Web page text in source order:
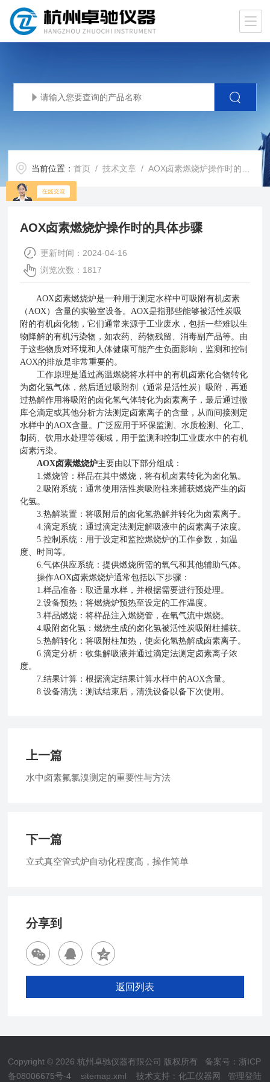
当前位置：首页 /技术文章 / AOX卤素燃烧炉操作时的具体步骤
AOX卤素燃烧炉操作时的具体步骤
更新时间：2024-04-16
浏览次数：1817
AOX卤素燃烧炉是一种用于测定水样中可吸附有机卤素
（AOX）含量的实验室设备。AOX是指那些能够被活性炭吸
附的有机卤化物，它们通常来源于工业废水，包括一些难以生
物降解的有机污染物，如农药、药物残留、消毒副产品等。由
于这些物质对环境和人体健康可能产生负面影响，监测和控制
AOX的排放是非常重要的。
工作原理是通过高温燃烧将水样中的有机卤素化合物转化
为卤化氢气体，然后通过吸附剂（通常是活性炭）吸附，再通
过热解作用将吸附的卤化氢气体转化为卤素离子，最后通过微
库仑滴定或其他分析方法测定卤素离子的含量，从而间接测定
水样中的AOX含量。广泛应用于环保监测、水质检测、化工、
制药、饮用水处理等领域，用于监测和控制工业废水中的有机
卤素污染。
AOX卤素燃烧炉主要由以下部分组成：
1.燃烧管：样品在其中燃烧，将有机卤素转化为卤化氢。
2.吸附系统：通常使用活性炭吸附柱来捕获燃烧产生的卤
化氢。
3.热解装置：将吸附后的卤化氢热解并转化为卤素离子。
4.滴定系统：通过滴定法测定解吸液中的卤素离子浓度。
5.控制系统：用于设定和监控燃烧炉的工作参数，如温
度、时间等。
6.气体供应系统：提供燃烧所需的氧气和其他辅助气体。
操作AOX卤素燃烧炉通常包括以下步骤：
1.样品准备：取适量水样，并根据需要进行预处理。
2.设备预热：将燃烧炉预热至设定的工作温度。
3.样品燃烧：将样品注入燃烧管，在氧气流中燃烧。
4.吸附卤化氢：燃烧生成的卤化氢被活性炭吸附柱捕获。
5.热解转化：将吸附柱加热，使卤化氢热解成卤素离子。
6.滴定分析：收集解吸液并通过滴定法测定卤素离子浓
度。
7.结果计算：根据滴定结果计算水样中的AOX含量。
8.设备清洗：测试结束后，清洗设备以备下次使用。
上一篇
水中卤素氟氯溴测定的重要性与方法
下一篇
立式真空管式炉自动化程度高，操作简单
分享到
返回列表
Copyright © 2026 杭州卓驰仪器有限公司 版权所有 备案号：浙ICP
备08006675号-4
sitemap.xml 技术支持：化工仪器网 管理登陆